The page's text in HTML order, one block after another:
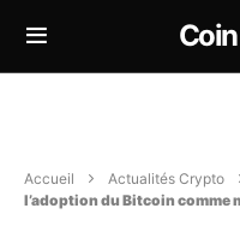
Accueil Actualités Crypto
l’adoption du Bitcoin comme